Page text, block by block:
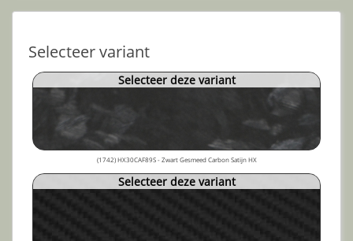
Selecteer variant
Selecteer deze variant
(1742) HX30CAF89S - Zwart Gesmeed Carbon Satijn HX
Selecteer deze variant